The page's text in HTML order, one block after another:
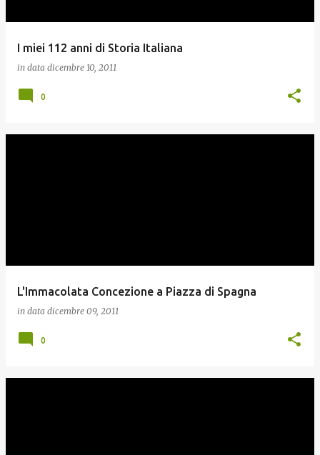
I miei 112 anni di Storia Italiana
in data dicembre 10, 2011
0
L'Immacolata Concezione a Piazza di Spagna
in data dicembre 09, 2011
0